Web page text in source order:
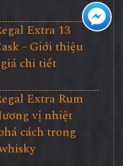
Extra 13
- Giới thiệu
chi tiết
Extra Rum
vị nhiệt
cách trong